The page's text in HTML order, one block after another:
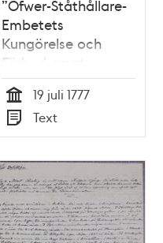
”Öfwer-Ståthållare-
Embetets
Kungörelse och
Förbud emot
owarsamt
umgående med Eld
och Tobaks rökande
på wissa ställen här
i Staden" 1777
Tid
19 juli 1777
Typ
Text